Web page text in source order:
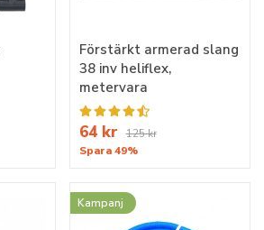
Förstärkt armerad slang
38 inv heliflex,
metervara
64 kr 125 kr
Spara 49%
Kampanj